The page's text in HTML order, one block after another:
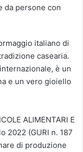
da persone con
italiano di
casearia.
è un
e un vero gioiello
ALIMENTARI E
2022 (GURI n. 187
di produzione